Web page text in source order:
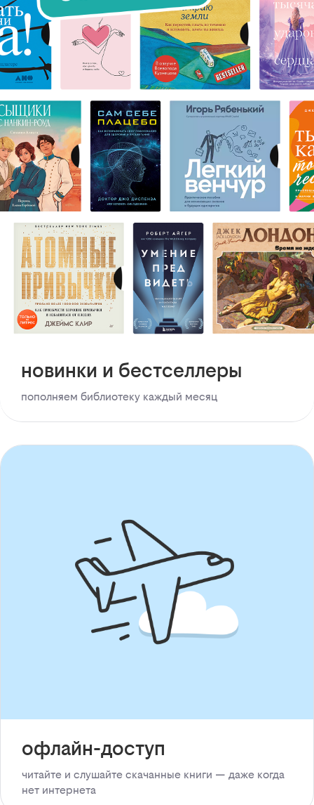
новинки и бестселлеры
пополняем библиотеку каждый месяц
офлайн-доступ
читайте и слушайте скачанные книги — даже когда
нет интернета